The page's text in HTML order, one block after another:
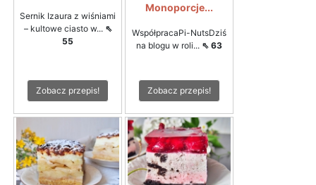
Sernik Izaura z wiśniami
– kultowe ciasto w... ⇖
55
Zobacz przepis!
Monoporcje...
WspółpracaPi-NutsDziś
na blogu w roli... ⇖ 63
Zobacz przepis!